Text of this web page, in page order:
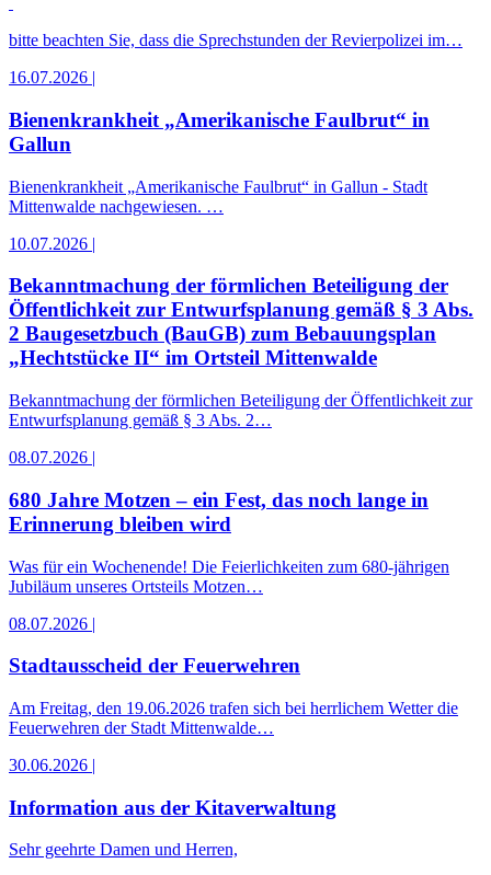
bitte beachten Sie, dass die Sprechstunden der Revierpolizei im…
16.07.2026 |
Bienenkrankheit „Amerikanische Faulbrut“ in
Gallun
Bienenkrankheit „Amerikanische Faulbrut“ in Gallun - Stadt
Mittenwalde nachgewiesen. …
10.07.2026 |
Bekanntmachung der förmlichen Beteiligung der
Öffentlichkeit zur Entwurfsplanung gemäß § 3 Abs.
2 Baugesetzbuch (BauGB) zum Bebauungsplan
„Hechtstücke II“ im Ortsteil Mittenwalde
Bekanntmachung der förmlichen Beteiligung der Öffentlichkeit zur
Entwurfsplanung gemäß § 3 Abs. 2…
08.07.2026 |
680 Jahre Motzen – ein Fest, das noch lange in
Erinnerung bleiben wird
Was für ein Wochenende! Die Feierlichkeiten zum 680-jährigen
Jubiläum unseres Ortsteils Motzen…
08.07.2026 |
Stadtausscheid der Feuerwehren
Am Freitag, den 19.06.2026 trafen sich bei herrlichem Wetter die
Feuerwehren der Stadt Mittenwalde…
30.06.2026 |
Information aus der Kitaverwaltung
Sehr geehrte Damen und Herren,